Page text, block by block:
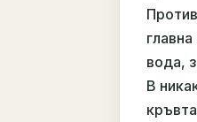
вода,
В